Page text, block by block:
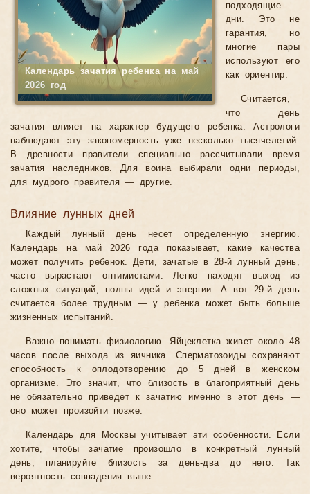
Календарь зачатия ребенка на май
2026 год
подходящие
дни. Это не
гарантия, но
многие пары
используют его
как ориентир.
Считается,
что день
зачатия влияет на характер будущего ребенка. Астрологи
наблюдают эту закономерность уже несколько тысячелетий.
В древности правители специально рассчитывали время
зачатия наследников. Для воина выбирали одни периоды,
для мудрого правителя — другие.
Влияние лунных дней
Каждый лунный день несет определенную энергию.
Календарь на май 2026 года показывает, какие качества
может получить ребенок. Дети, зачатые в 28-й лунный день,
часто вырастают оптимистами. Легко находят выход из
сложных ситуаций, полны идей и энергии. А вот 29-й день
считается более трудным — у ребенка может быть больше
жизненных испытаний.
Важно понимать физиологию. Яйцеклетка живет около 48
часов после выхода из яичника. Сперматозоиды сохраняют
способность к оплодотворению до 5 дней в женском
организме. Это значит, что близость в благоприятный день
не обязательно приведет к зачатию именно в этот день —
оно может произойти позже.
Календарь для Москвы учитывает эти особенности. Если
хотите, чтобы зачатие произошло в конкретный лунный
день, планируйте близость за день-два до него. Так
вероятность совпадения выше.